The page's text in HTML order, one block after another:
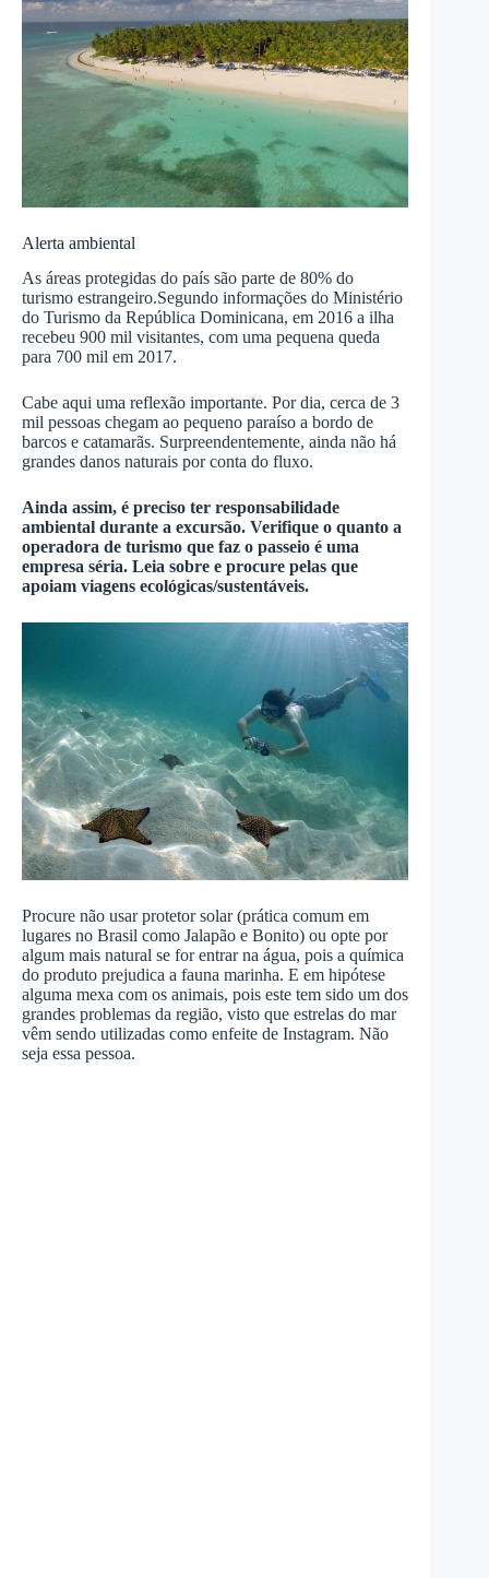
Alerta ambiental
As áreas protegidas do país são parte de 80% do
turismo estrangeiro.Segundo informações do Ministério
do Turismo da República Dominicana, em 2016 a ilha
recebeu 900 mil visitantes, com uma pequena queda
para 700 mil em 2017.
Cabe aqui uma reflexão importante. Por dia, cerca de 3
mil pessoas chegam ao pequeno paraíso a bordo de
barcos e catamarãs. Surpreendentemente, ainda não há
grandes danos naturais por conta do fluxo.
Ainda assim, é preciso ter responsabilidade
ambiental durante a excursão. Verifique o quanto a
operadora de turismo que faz o passeio é uma
empresa séria. Leia sobre e procure pelas que
apoiam viagens ecológicas/sustentáveis.
Procure não usar protetor solar (prática comum em
lugares no Brasil como Jalapão e Bonito) ou opte por
algum mais natural se for entrar na água, pois a química
do produto prejudica a fauna marinha. E em hipótese
alguma mexa com os animais, pois este tem sido um dos
grandes problemas da região, visto que estrelas do mar
vêm sendo utilizadas como enfeite de Instagram. Não
seja essa pessoa.